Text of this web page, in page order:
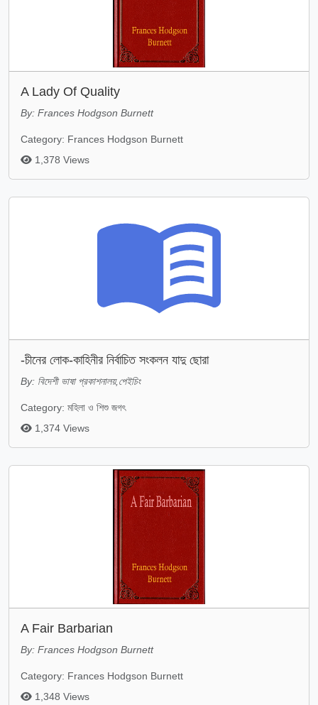
A Lady Of Quality
By: Frances Hodgson Burnett
Category: Frances Hodgson Burnett
1,378 Views
-চীনের লোক-কাহিনীর নির্বাচিত সংকলন যাদু ছোরা
By: বিদেশী ভাষা প্রকাশনালয়,পেইচিং
Category: মহিলা ও শিশু জগৎ
1,374 Views
A Fair Barbarian
By: Frances Hodgson Burnett
Category: Frances Hodgson Burnett
1,348 Views